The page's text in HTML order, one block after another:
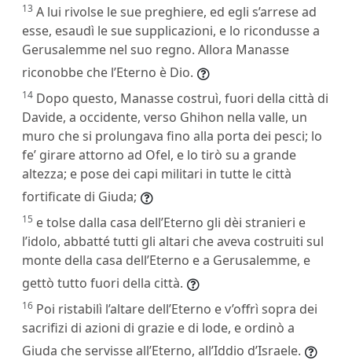
13 A lui rivolse le sue preghiere, ed egli s’arrese ad
esse, esaudì le sue supplicazioni, e lo ricondusse a
Gerusalemme nel suo regno. Allora Manasse
riconobbe che l’Eterno è Dio.
14 Dopo questo, Manasse costruì, fuori della città di
Davide, a occidente, verso Ghihon nella valle, un
muro che si prolungava fino alla porta dei pesci; lo
fe’ girare attorno ad Ofel, e lo tirò su a grande
altezza; e pose dei capi militari in tutte le città
fortificate di Giuda;
15 e tolse dalla casa dell’Eterno gli dèi stranieri e
l’idolo, abbatté tutti gli altari che aveva costruiti sul
monte della casa dell’Eterno e a Gerusalemme, e
gettò tutto fuori della città.
16 Poi ristabilì l’altare dell’Eterno e v’offrì sopra dei
sacrifizi di azioni di grazie e di lode, e ordinò a
Giuda che servisse all’Eterno, all’Iddio d’Israele.